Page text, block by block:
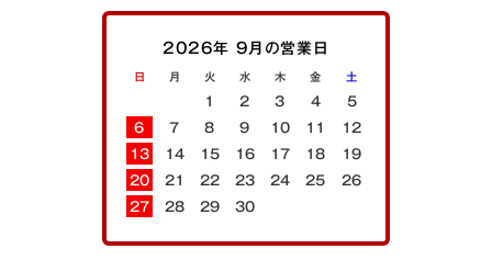
2026年 9月の営業日
日 月 火 水 木 金 土
1 2 3 4
5
6
7 8 9 10 11
12
13
14 15 16 17 18
19
20
21 22 23 24 25
26
27
28 29 30